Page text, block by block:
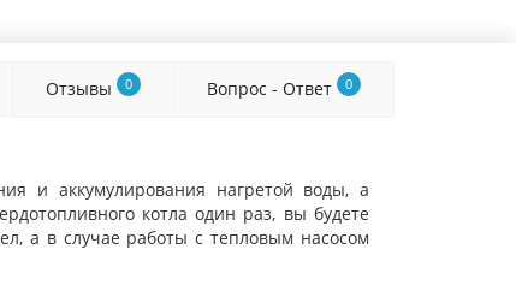
Отзывы 0 Вопрос - Ответ 0
и аккумулирования нагретой воды, а
котла один раз, вы будете
а в случае работы с тепловым насосом